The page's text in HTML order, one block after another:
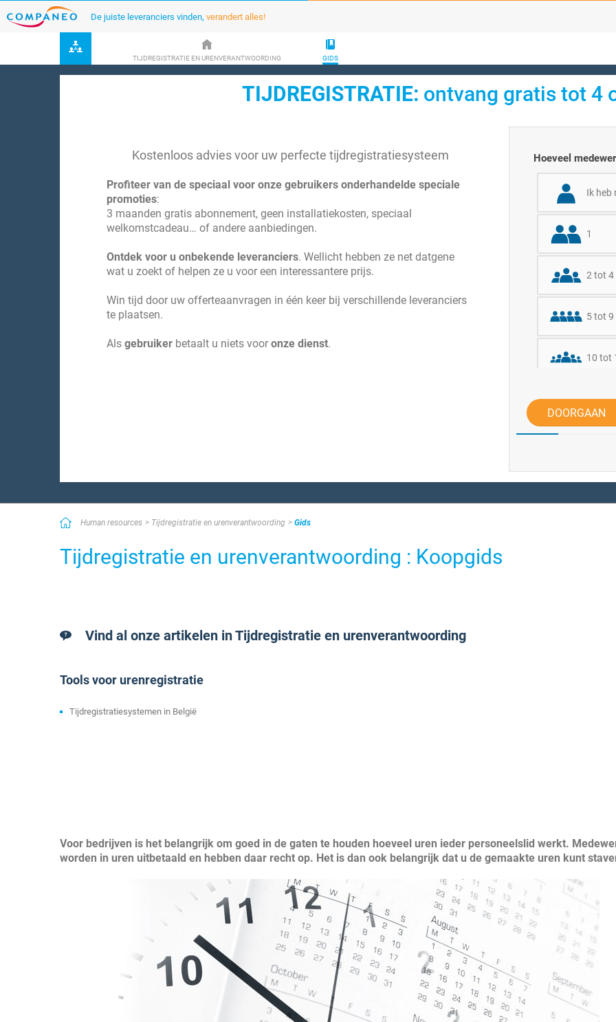
De juiste leveranciers vinden, verandert alles!
TIJDREGISTRATIE EN URENVERANTWOORDING GIDS
TIJDREGISTRATIE: ontvang gratis tot 4
Kostenloos advies voor uw perfecte tijdregistratiesysteem
Profiteer van de speciaal voor onze gebruikers onderhandelde speciale
promoties:
3 maanden gratis abonnement, geen installatiekosten, speciaal
welkomstcadeau… of andere aanbiedingen.
Ontdek voor u onbekende leveranciers. Wellicht hebben ze net datgene
wat u zoekt of helpen ze u voor een interessantere prijs.
Win tijd door uw offerteaanvragen in één keer bij verschillende leveranciers
te plaatsen.
Als gebruikerbetaalt u niets voor onze dienst.
Hoeveel
Ik heb
1
2 tot 4
5 tot 9
10 tot
20 of
DOORGAAN
Human resources Tijdregistratie en urenverantwoording Gids
Tijdregistratie en urenverantwoording : Koopgids
Vind al onze artikelen in Tijdregistratie en urenverantwoording
Tools voor urenregistratie
Tijdregistratiesystemen in België
Voor bedrijven is het belangrijk om goed in de gaten te houden hoeveel uren ieder personeelslid werkt.
worden in uren uitbetaald en hebben daar recht op. Het is dan ook belangrijk dat u de gemaakte uren kunt